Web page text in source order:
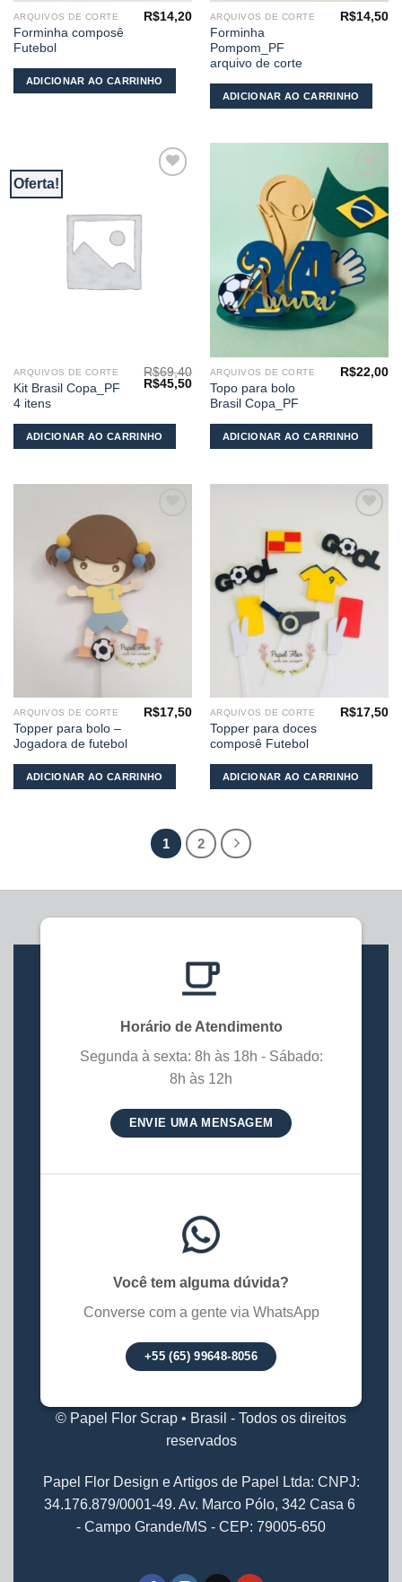
ARQUIVOS DE CORTE
Forminha composê
Futebol
R$14,20
ADICIONAR AO CARRINHO
ARQUIVOS DE CORTE
Forminha
Pompom_PF
arquivo de corte
R$14,50
ADICIONAR AO CARRINHO
Oferta!
ARQUIVOS DE CORTE
Kit Brasil Copa_PF
4 itens
R$69,40
O
R$45,50O
preço
atual
ADICIONAR AO CARRINHO
Adicionar
aos
meus
desejos
ARQUIVOS DE CORTE
Topo para bolo
Brasil Copa_PF
R$22,00
ADICIONAR AO CARRINHO
meus
desejos
ARQUIVOS DE CORTE
Topper para bolo –
Jogadora de futebol
R$17,50
ADICIONAR AO CARRINHO
aos
meus
desejos
ARQUIVOS DE CORTE
Topper para doces
composê Futebol
R$17,50
ADICIONAR AO CARRINHO
1 2
Horário de Atendimento
Segunda à sexta: 8h às 18h - Sábado:
8h às 12h
ENVIE UMA MENSAGEM
Você tem alguma dúvida?
Converse com a gente via WhatsApp
+55 (65) 99648-8056
© Papel Flor Scrap • Brasil - Todos os direitos
reservados
Papel Flor Design e Artigos de Papel Ltda: CNPJ:
34.176.879/0001-49. Av. Marco Pólo, 342 Casa 6
- Campo Grande/MS - CEP: 79005-650